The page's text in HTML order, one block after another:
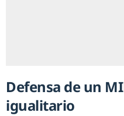
Defensa de un
igualitario